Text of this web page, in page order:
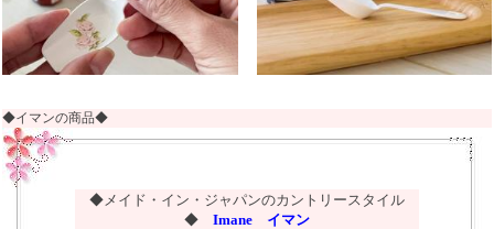
◆イマンの商品◆
◆メイド・イン・ジャパンのカントリースタイル
◆ Imane イマン